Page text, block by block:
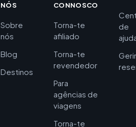
NÓS
Sobre
nós
Blog
Destinos
CONNOSCO
Torna-te
afiliado
Torna-te
revendedor
Para
agências de
viagens
Torna-te
de
Gerir